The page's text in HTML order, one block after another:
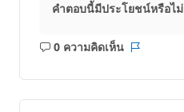
คำตอบนี้มีประโยชน์หรือไม่
0 ความคิดเห็น
ไม่มี